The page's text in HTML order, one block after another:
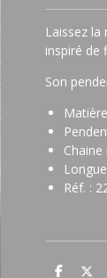
Laissez
inspiré de
Son
Réf. :